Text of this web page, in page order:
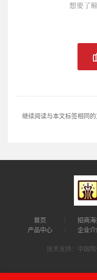
继续阅读与本文标签相同的
首页 招商海
产品中心
企业介
技术支持：中国